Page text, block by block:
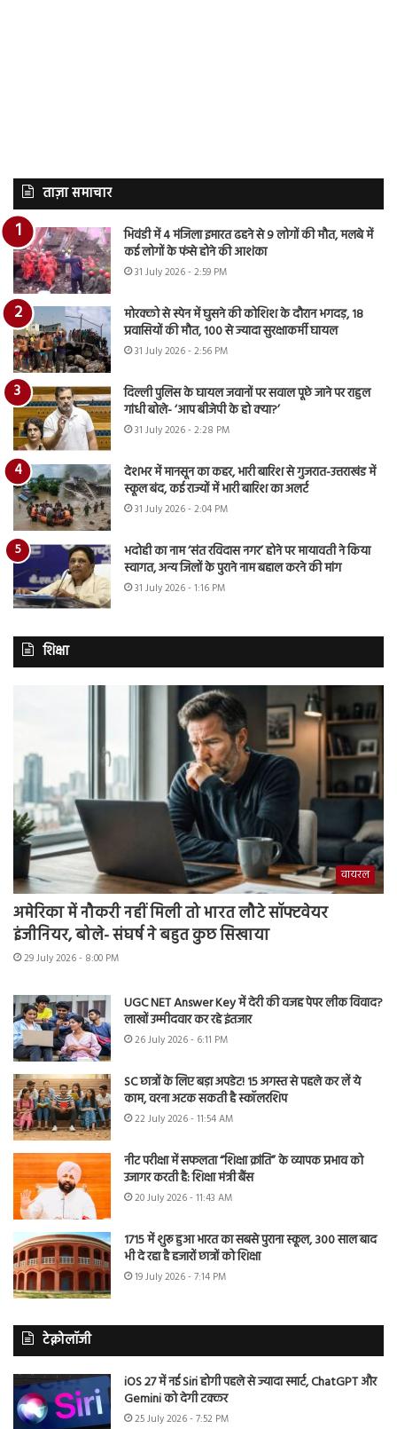
ताज़ा समाचार
भिवंडी में 4 मंजिला इमारत ढहने से 9 लोगों की मौत, मलबे में
कई लोगों के फंसे होने की आशंका
31 July 2026 - 2:59 PM
मोरक्को से स्पेन में घुसने की कोशिश के दौरान भगदड़, 18
प्रवासियों की मौत, 100 से ज्यादा सुरक्षाकर्मी घायल
31 July 2026 - 2:56 PM
दिल्ली पुलिस के घायल जवानों पर सवाल पूछे जाने पर राहुल
गांधी बोले- ‘आप बीजेपी के हो क्या?’
31 July 2026 - 2:28 PM
देशभर में मानसून का कहर, भारी बारिश से गुजरात-उत्तराखंड में
स्कूल बंद, कई राज्यों में भारी बारिश का अलर्ट
31 July 2026 - 2:04 PM
भदोही का नाम ‘संत रविदास नगर’ होने पर मायावती ने किया
स्वागत, अन्य जिलों के पुराने नाम बहाल करने की मांग
31 July 2026 - 1:16 PM
शिक्षा
वायरल
अमेरिका में नौकरी नहीं मिली तो भारत लौटे सॉफ्टवेयर
इंजीनियर, बोले- संघर्ष ने बहुत कुछ सिखाया
29 July 2026 - 8:00 PM
UGC NET Answer Key में देरी की वजह पेपर लीक विवाद?
लाखों उम्मीदवार कर रहे इंतजार
26 July 2026 - 6:11 PM
SC छात्रों के लिए बड़ा अपडेट! 15 अगस्त से पहले कर लें ये
काम, वरना अटक सकती है स्कॉलरशिप
22 July 2026 - 11:54 AM
नीट परीक्षा में सफलता “शिक्षा क्रांति” के व्यापक प्रभाव को
उजागर करती है: शिक्षा मंत्री बैंस
20 July 2026 - 11:43 AM
1715 में शुरू हुआ भारत का सबसे पुराना स्कूल, 300 साल बाद
भी दे रहा है हजारों छात्रों को शिक्षा
19 July 2026 - 7:14 PM
टेक्नोलॉजी
iOS 27 में नई Siri होगी पहले से ज्यादा स्मार्ट, ChatGPT और
Gemini को देगी टक्कर
25 July 2026 - 7:52 PM